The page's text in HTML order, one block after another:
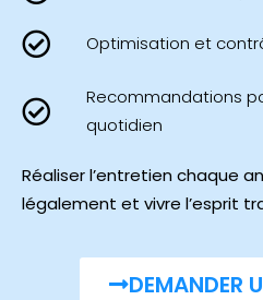
Optimisation et
Recommandations
quotidien
Réaliser l’entretien chaque
légalement et vivre l’esprit
DEMANDER